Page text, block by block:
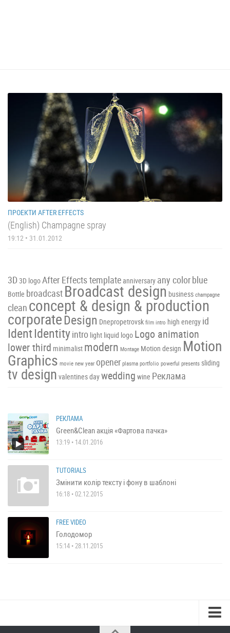
ПРОЕКТИ AFTER EFFECTS
(English) Champagne spray
19:12 • 31.01.2012
3D 3D logoAfter Effects template anniversary any colorblue
Bottle broadcast Broadcast design business champagne
clean concept & design & production
corporateDesign Dnepropetrovsk film intro high energy id
IdentIdentityintro light liquid logo Logo animation
lower third minimalist modern Montage Motion design Motion
Graphics movie new year opener plasma portfolio powerful presents sliding
tv design valentines daywedding wine Реклама
РЕКЛАМА
Green&Clean акція «Фартова пачка»
13:19 • 14.01.2016
TUTORIALS
Змінити колір тексту і фону в шаблоні
16:18 • 02.12.2015
FREE VIDEO
Голодомор
15:14 • 28.11.2015